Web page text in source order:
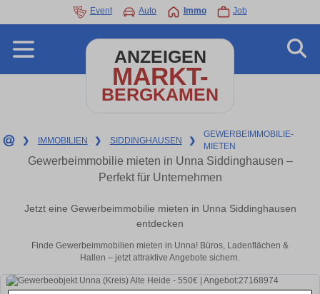
Event Auto Immo Job
ANZEIGEN
MARKT-
BERGKAMEN
❯ IMMOBILIEN ❯ SIDDINGHAUSEN ❯
GEWERBEIMMOBILIE-
MIETEN
Gewerbeimmobilie mieten in Unna Siddinghausen –
Perfekt für Unternehmen
Jetzt eine Gewerbeimmobilie mieten in Unna Siddinghausen
entdecken
Finde Gewerbeimmobilien mieten in Unna! Büros, Ladenflächen &
Hallen – jetzt attraktive Angebote sichern.